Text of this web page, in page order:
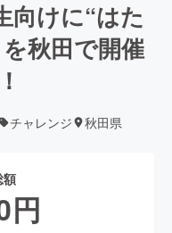
向けに“はた
秋田で開催
チャレンジ 秋田県
額
円